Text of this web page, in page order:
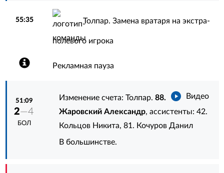
55:35 Толпар. Замена вратаря на экстра-
полевого игрока
Рекламная пауза
51:09
2—4
БОЛ
Видео
Изменение счета: Толпар.88.
Жаровский Александр, ассистенты:42.
Кольцов Никита,81. Кочуров Данил
В большинстве.